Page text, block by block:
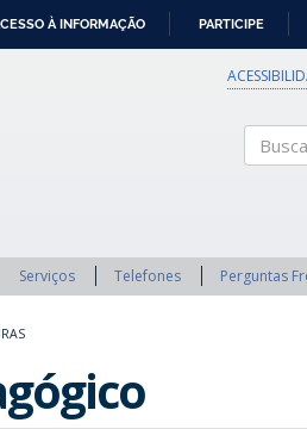
À INFORMAÇÃO PARTICIPE
Serviços Telefones Perguntas